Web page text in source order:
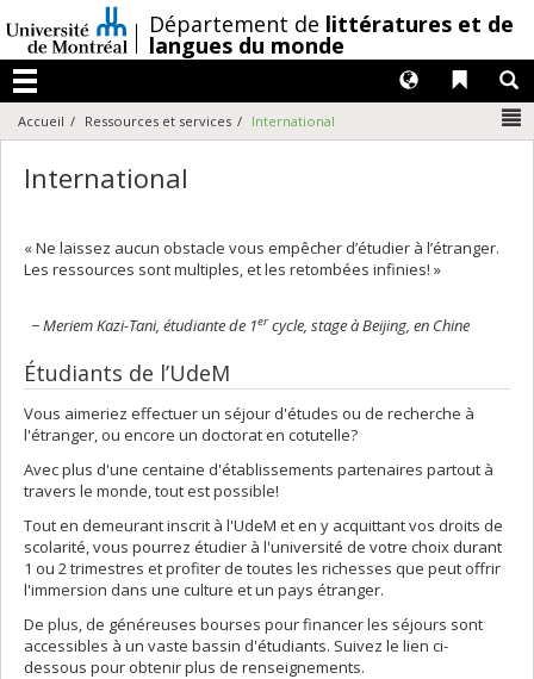
au
contenu
/Département de littératures et de
langues du monde
Menu
Liens
Langues
Accueil Ressources et services International
International
« Ne laissez aucun obstacle vous empêcher d’étudier à l’étranger.
Les ressources sont multiples, et les retombées infinies! »
− Meriem Kazi-Tani, étudiante de 1er cycle, stage à Beijing, en Chine
Étudiants de l’UdeM
Vous aimeriez effectuer un séjour d'études ou de recherche à
l'étranger, ou encore un doctorat en cotutelle?
Avec plus d'une centaine d'établissements partenaires partout à
travers le monde, tout est possible!
Tout en demeurant inscrit à l'UdeM et en y acquittant vos droits de
scolarité, vous pourrez étudier à l'université de votre choix durant
1 ou 2 trimestres et profiter de toutes les richesses que peut offrir
l'immersion dans une culture et un pays étranger.
De plus, de généreuses bourses pour financer les séjours sont
accessibles à un vaste bassin d'étudiants. Suivez le lien ci-
dessous pour obtenir plus de renseignements.